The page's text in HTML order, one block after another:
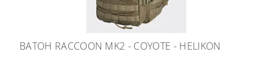
BATOH RACCOON MK2 - COYOTE - HELIKON